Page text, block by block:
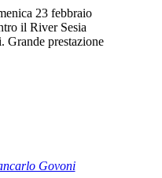
23 febbraio
il River Sesia
Grande prestazione
Govoni